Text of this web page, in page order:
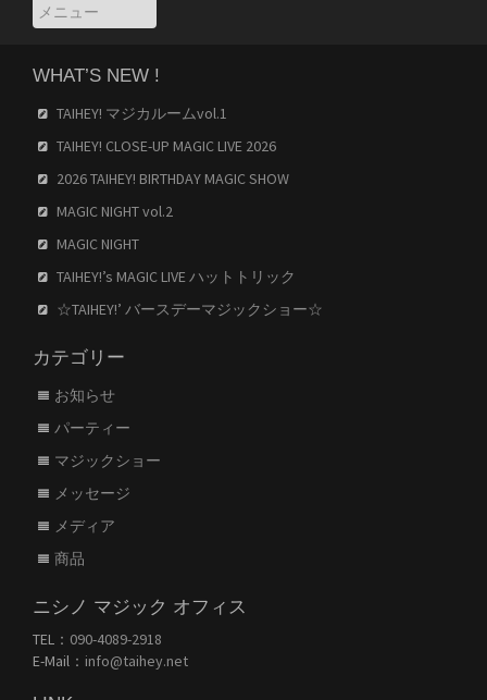
WHAT’S NEW !
TAIHEY! マジカルームvol.1
TAIHEY! CLOSE-UP MAGIC LIVE 2026
2026 TAIHEY! BIRTHDAY MAGIC SHOW
MAGIC NIGHT vol.2
MAGIC NIGHT
TAIHEY!’s MAGIC LIVE ハットトリック
☆TAIHEY!’ バースデーマジックショー☆
カテゴリー
お知らせ
パーティー
マジックショー
メッセージ
メディア
商品
ニシノ マジック オフィス
TEL： 090-4089-2918
E-Mail： info@taihey.net